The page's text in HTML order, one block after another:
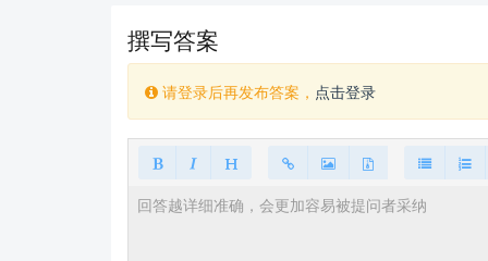
撰写答案
请登录后再发布答案， 点击登录